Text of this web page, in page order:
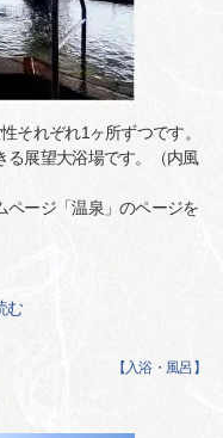
それぞれ1ヶ所ずつです。
る展望大浴場です。（内風
ページ「温泉」のページを
む
【 入浴・風呂 】